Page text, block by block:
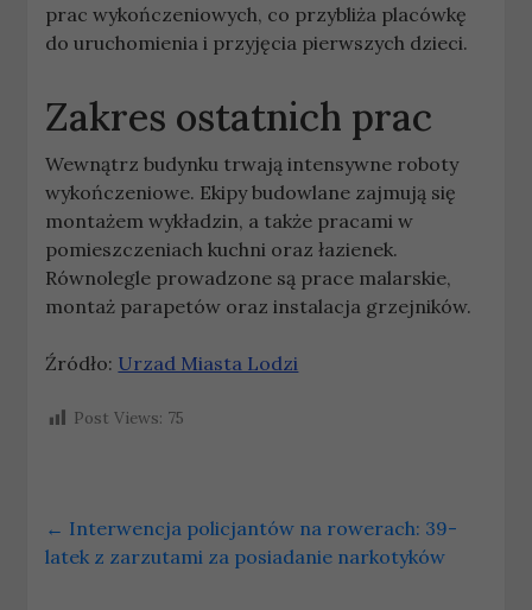
prac wykończeniowych, co przybliża placówkę
do uruchomienia i przyjęcia pierwszych dzieci.
Zakres ostatnich prac
Wewnątrz budynku trwają intensywne roboty
wykończeniowe. Ekipy budowlane zajmują się
montażem wykładzin, a także pracami w
pomieszczeniach kuchni oraz łazienek.
Równolegle prowadzone są prace malarskie,
montaż parapetów oraz instalacja grzejników.
Źródło: Urzad Miasta Lodzi
Post Views: 75
← Interwencja policjantów na rowerach: 39-
latek z zarzutami za posiadanie narkotyków